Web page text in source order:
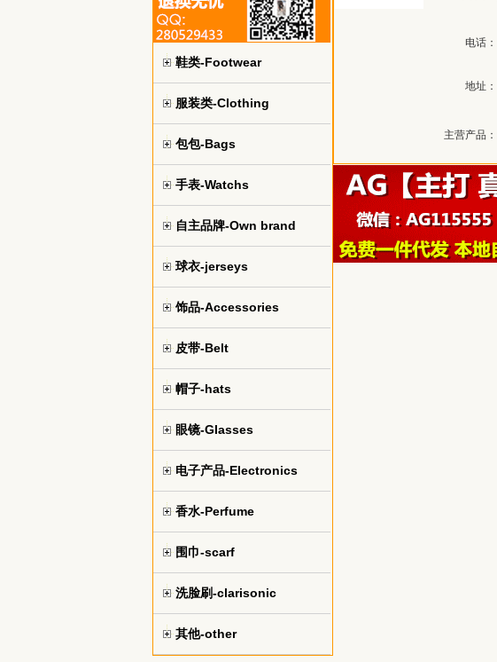
鞋类-Footwear
服装类-Clothing
包包-Bags
手表-Watchs
自主品牌-Own brand
球衣-jerseys
饰品-Accessories
皮带-Belt
帽子-hats
眼镜-Glasses
电子产品-Electronics
香水-Perfume
围巾-scarf
洗脸刷-clarisonic
其他-other
电话：
地址：
主营产品：